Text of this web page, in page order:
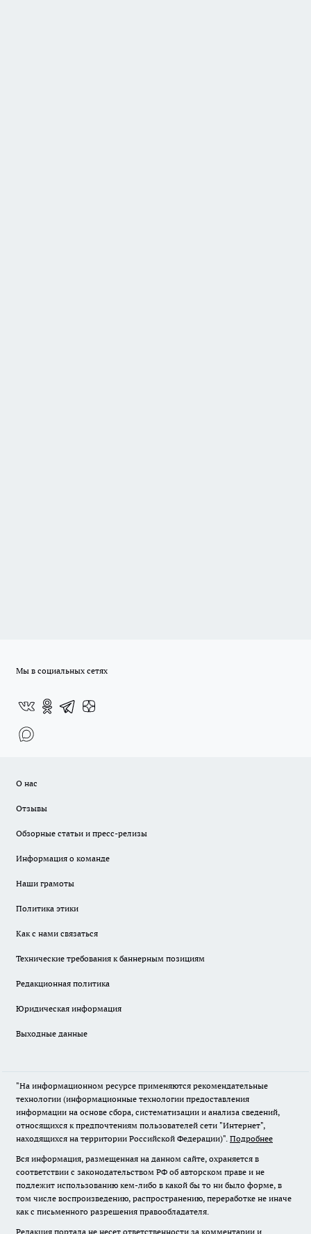
Мы в социальных сетях
О нас
Отзывы
Обзорные статьи и пресс-релизы
Информация о команде
Наши грамоты
Политика этики
Как с нами связаться
Технические требования к баннерным позициям
Редакционная политика
Юридическая информация
Выходные данные
"На информационном ресурсе применяются рекомендательные
технологии (информационные технологии предоставления
информации на основе сбора, систематизации и анализа сведений,
относящихся к предпочтениям пользователей сети "Интернет",
находящихся на территории Российской Федерации)". Подробнее
Вся информация, размещенная на данном сайте, охраняется в
соответствии с законодательством РФ об авторском праве и не
подлежит использованию кем-либо в какой бы то ни было форме, в
том числе воспроизведению, распространению, переработке не иначе
как с письменного разрешения правообладателя.
Редакция портала не несет ответственности за комментарии и